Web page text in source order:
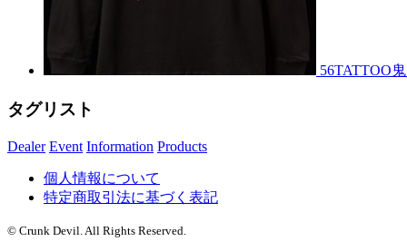
56TATTOO
タグリスト
Dealer Event Information Products
個人情報について
特定商取引法に基づく表記
© Crunk Devil. All Rights Reserved.